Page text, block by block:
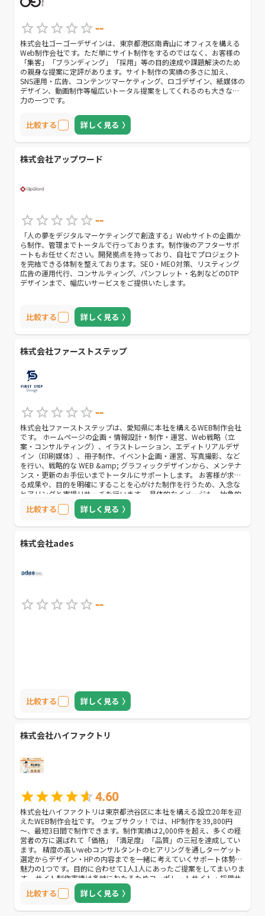
--
株式会社ゴーゴーデザインは、東京都港区南青山にオフィスを構える
Web制作会社です。ただ単にサイト制作をするのではなく、お客様の
「集客」「ブランディング」「採用」等の目的達成や課題解決のため
の親身な提案に定評があります。サイト制作の実績の多さに加え、
SNS運用・広告、コンテンツマーケティング、ロゴデザイン、紙媒体の
デザイン、動画制作等幅広いトータル提案をしてくれるのも大きな魅
力の一つです。
比較する 詳しく見る
株式会社アップワード
--
「人の夢をデジタルマーケティングで創造する」Webサイトの企画か
ら制作、管理までトータルで行っております。制作後のアフターサポ
ートもお任せください。開発拠点を持っており、自社でプロジェクト
を完結できる体制を整えております。SEO・MEO対策、リスティング
広告の運用代行、コンサルティング、パンフレット・名刺などのDTP
デザインまで、幅広いサービスをご提供いたします。
比較する 詳しく見る
株式会社ファーストステップ
--
株式会社ファーストステップは、愛知県に本社を構えるWEB制作会社
です。 ホームページの企画・情報設計・制作・運営、Web戦略（立
案・コンサルティング）、イラストレーション、エディトリアルデザ
イン（印刷媒体）、冊子制作、イベント企画・運営、写真撮影、など
を行い、戦略的な WEB &amp; グラフィックデザインから、メンテナ
ンス・更新のお手伝いまでトータルにサポートします。 お客様が求め
る成果や、目的を明確にすることを心がけた制作を行うため、入念な
ヒアリングと市場リサーチを行います。 具体的なイメージも、抽象的
なイメージでも、なんでもお聞かせください。 お客様のご回答に合わ
せて最適なご提案をさせていただきます。
比較する 詳しく見る
株式会社ades
--
比較する 詳しく見る
株式会社ハイファクトリ
4.60
株式会社ハイファクトリは東京都渋谷区に本社を構える設立20年を迎
えたWEB制作会社です。 ウェブサクッ！では、HP制作を39,800円
～、最短3日間で制作できます。制作実績は2,000件を超え、多くの経
営者の方に選ばれて「価格」「満足度」「品質」の三冠を達成してい
ます。 精度の高いwebコンサルタントのヒアリングを通しターゲット
選定からデザイン・HPの内容までを一緒に考えていくサポート体勢も
魅力の1つです。目的に合わせて1人1人にあったご提案をしてまいりま
す。 サイト制作実績は多岐にわたるためコーポレートサイト・採用サ
イト・製品紹介サイト（BtoB向け、BtoC向け）・個人サイトまで幅広
く対応可能です。 サイト開設後はリスティング広告運用、リニューア
ルやHPの内容更新の相談、集客方法の相談といったお困りごとへのサ
比較する 詳しく見る